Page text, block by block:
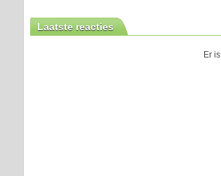
Laatste reacties
Er